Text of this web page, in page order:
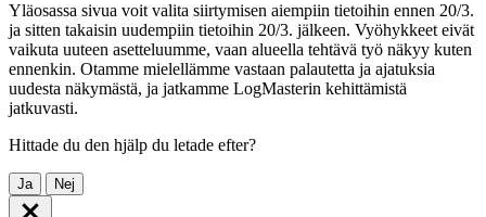
Yläosassa sivua voit valita siirtymisen aiempiin tietoihin ennen 20/3.
ja sitten takaisin uudempiin tietoihin 20/3. jälkeen. Vyöhykkeet eivät
vaikuta uuteen asetteluumme, vaan alueella tehtävä työ näkyy kuten
ennenkin. Otamme mielellämme vastaan palautetta ja ajatuksia
uudesta näkymästä, ja jatkamme LogMasterin kehittämistä
jatkuvasti.
Hittade du den hjälp du letade efter?
Ja Nej